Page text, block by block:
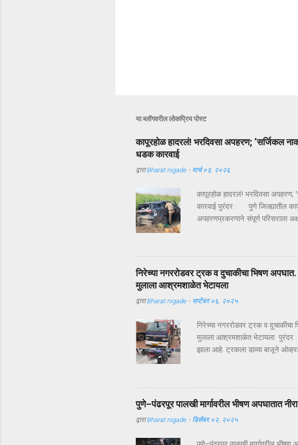
या ब्लॉगवरील लोकप्रिय पोस्ट
कापूरहोळ हादरलं! भरदिवसा अपहरण; ‘सर्जिकल
धडक कारवाई
द्वाराBharat nigade - मार्च ०३, २०२६
कापूरहोळ हादरलं! भरदिवसा अपहरण;
कारवाई पुरंदर : पुणे जिल्ह्यातील
अपहरणप्रकरणाने संपूर्ण परिसराला
आलं. पण काही तासांतच पोलिसांनी
सुखरूप सुटका झाली. क्षणात घडलेलं
कापूरहोळच्या मुख्य रस्त्यावर अचानक
जबरदस्तीने गाडीत बसवून वाहन
परिसरातील लोक स्तब्ध झाले. घटनेची
यंत्रणेद्वारे संदेश पसरवण्यात आला
निरेच्या नगररोडवर ट्रक व दुचाकीचा भिषण अपघात.
मुलाला आश्रमशाळेत भेटायला
द्वाराBharat nigade - सप्टेंबर ०६, २०२५
निरेच्या नगररोडवर ट्रक व दुचाकीचा
मुलाला आश्रमशाळेत भेटायला पुरंदर :
झाला आहे. ट्रकला डाव्या बाजूने
उपचारासाठी लोणंदकडे रवाना केले,
कुवरलाल साखरे, रा. बोपर्डी
शनिवारी (दि.६) सायंकाळी ४.४५ वाजता
ट्रक क्रमांक एम.एच. २०- जी. सी.
यांच्यात अपघात झाला आहे.
पुणे–पंढरपूर पालखी मार्गावरील भीषण अपघातात
द्वाराBharat nigade - डिसेंबर ०२, २०२५